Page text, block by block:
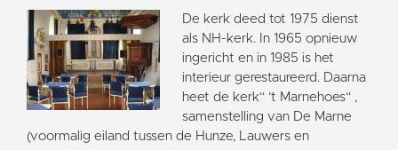
De kerk deed tot 1975 dienst
als NH-kerk. In 1965 opnieuw
ingericht en in 1985 is het
interieur gerestaureerd. Daarna
heet de kerk“ ’t Marnehoes“ ,
samenstelling van De Marne
(voormalig eiland tussen de Hunze, Lauwers en